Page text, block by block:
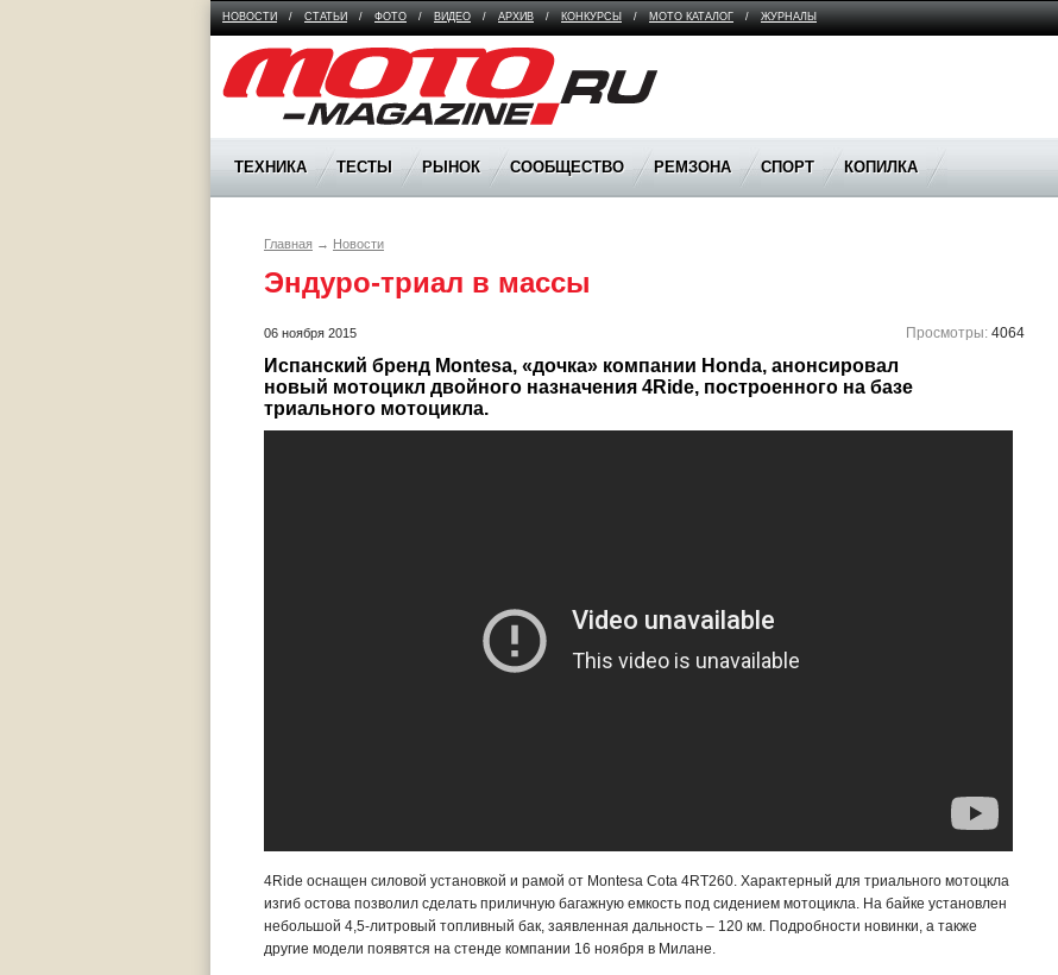
НОВОСТИ / СТАТЬИ / ФОТО / ВИДЕО / АРХИВ / КОНКУРСЫ / МОТО КАТАЛОГ / ЖУРНАЛЫ
Moto Magazine
ТЕХНИКА ТЕСТЫ РЫНОК СООБЩЕСТВО РЕМЗОНА СПОРТ КОПИЛКА
Главная → Новости
Эндуро-триал в массы
Просмотры: 4064
06 ноября 2015
Испанский бренд Montesa, «дочка» компании Honda, анонсировал
новый мотоцикл двойного назначения 4Ride, построенного на базе
триального мотоцикла.
4Ride оснащен силовой установкой и рамой от Montesa Cota 4RT260. Характерный для триального мотоцкла
изгиб остова позволил сделать приличную багажную емкость под сидением мотоцикла. На байке установлен
небольшой 4,5-литровый топливный бак, заявленная дальность – 120 км. Подробности новинки, а также
другие модели появятся на стенде компании 16 ноября в Милане.